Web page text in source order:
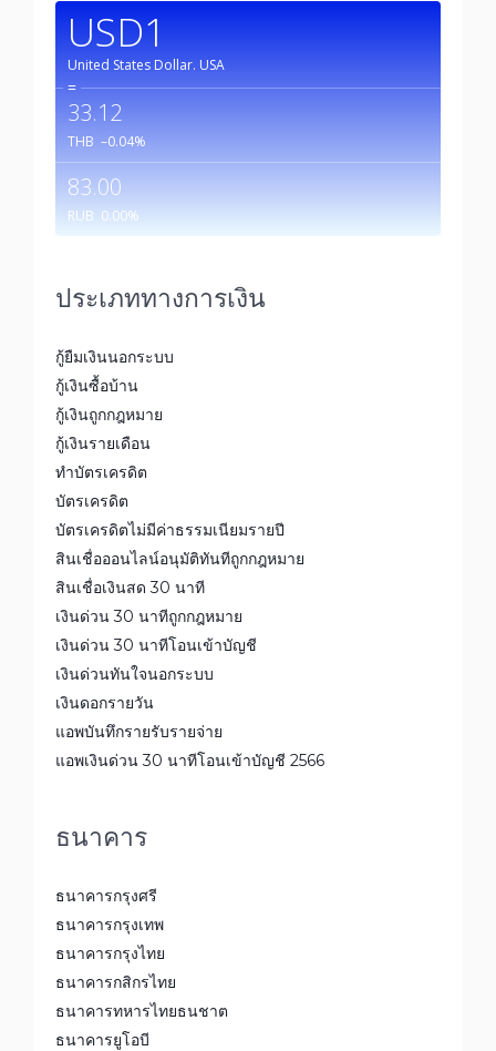
USD1
United States Dollar. USA
=
33.12
THB –0.04%
83.00
RUB 0.00%
ประเภททางการเงิน
กู้ยืมเงินนอกระบบ
กู้เงินซื้อบ้าน
กู้เงินถูกกฎหมาย
กู้เงินรายเดือน
ทำบัตรเครดิต
บัตรเครดิต
บัตรเครดิตไม่มีค่าธรรมเนียมรายปี
สินเชื่อออนไลน์อนุมัติทันทีถูกกฎหมาย
สินเชื่อเงินสด 30 นาที
เงินด่วน 30 นาทีถูกกฎหมาย
เงินด่วน 30 นาทีโอนเข้าบัญชี
เงินด่วนทันใจนอกระบบ
เงินดอกรายวัน
แอพบันทึกรายรับรายจ่าย
แอพเงินด่วน 30 นาทีโอนเข้าบัญชี 2566
ธนาคาร
ธนาคารกรุงศรี
ธนาคารกรุงเทพ
ธนาคารกรุงไทย
ธนาคารกสิกรไทย
ธนาคารทหารไทยธนชาต
ธนาคารยูโอบี